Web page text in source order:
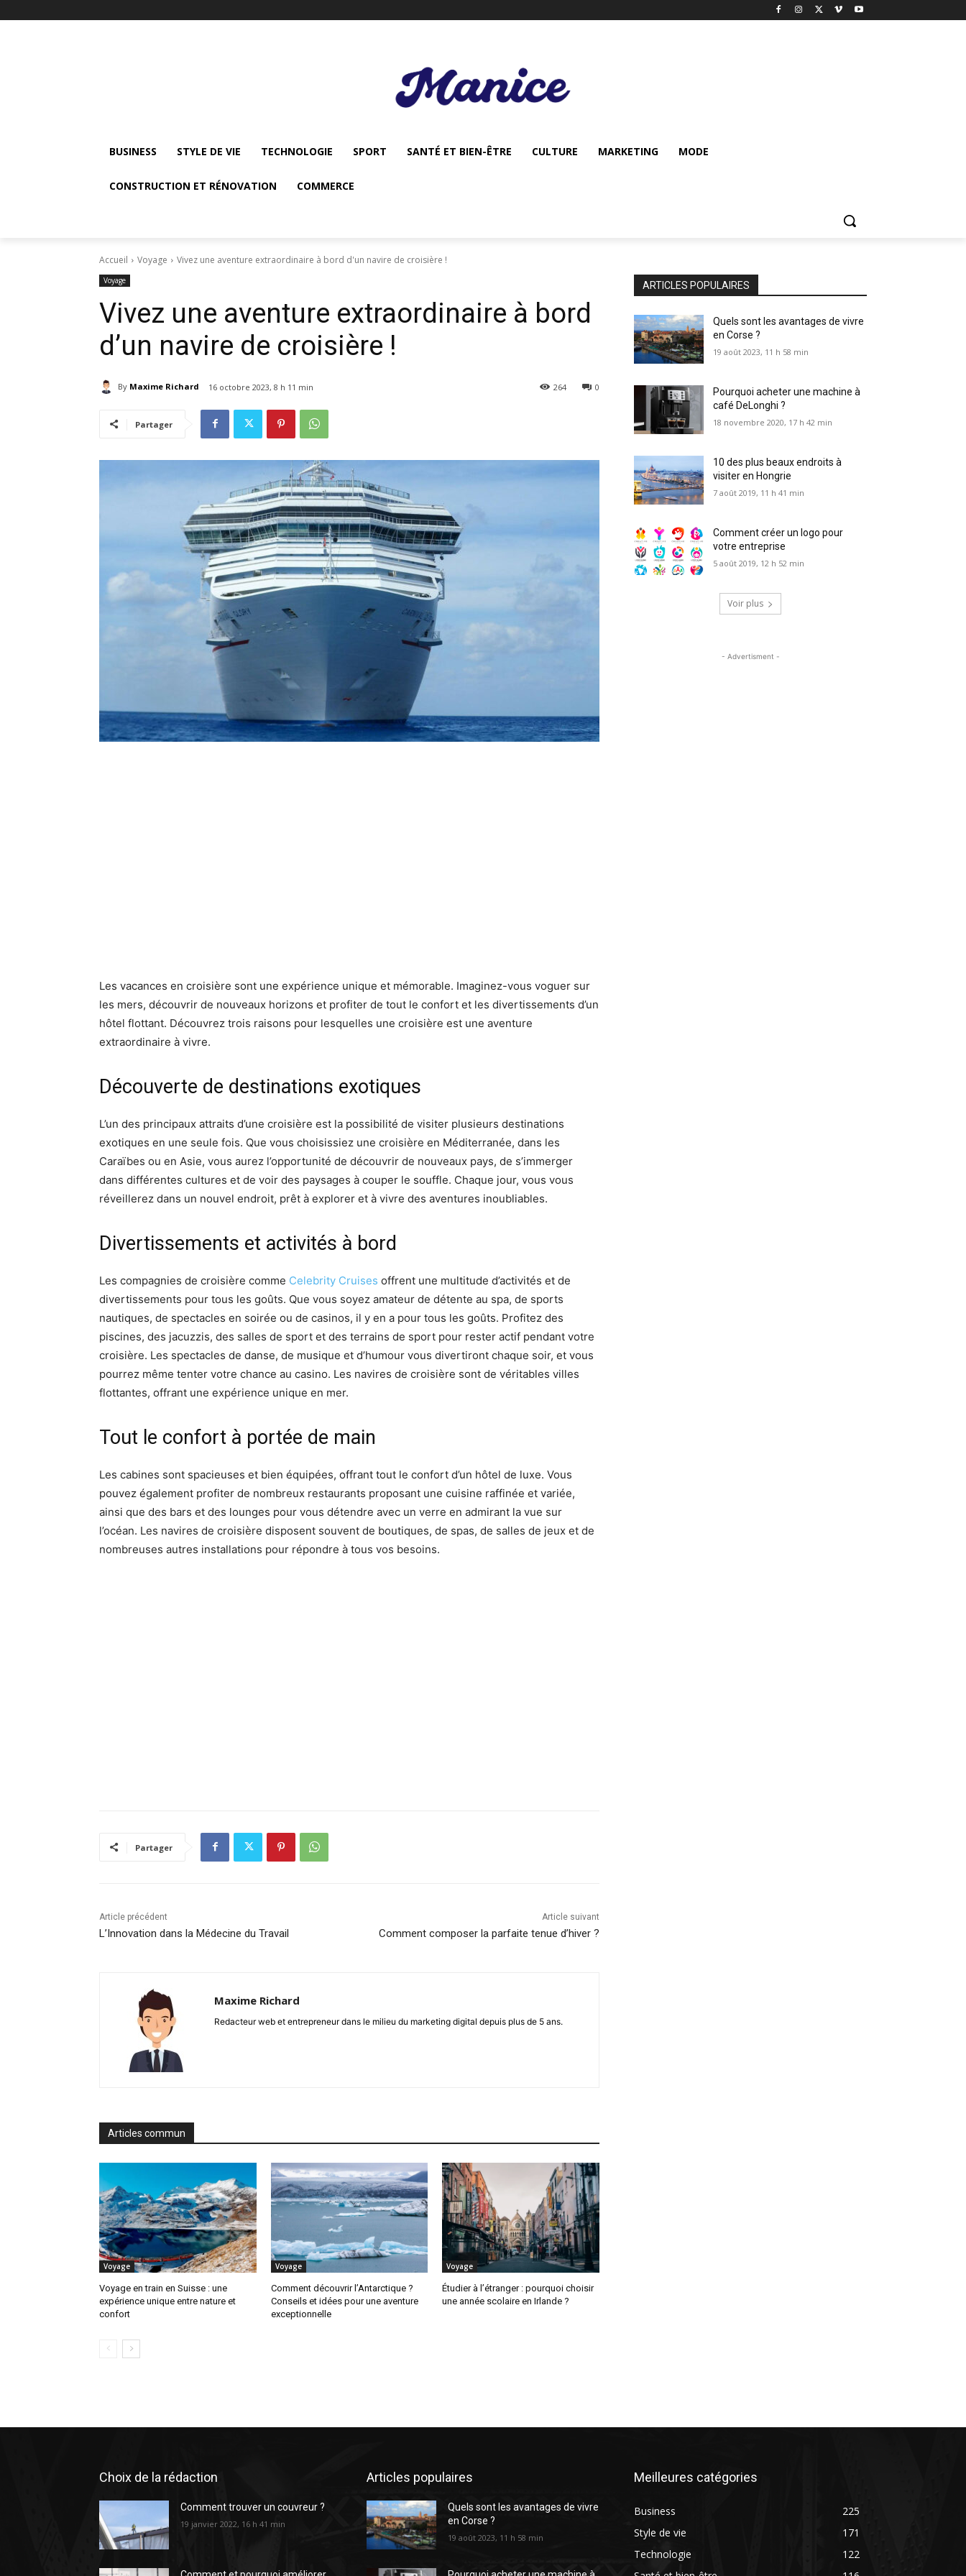
BUSINESS STYLE DE VIE TECHNOLOGIE SPORT SANTÉ ET BIEN-ÊTRE CULTURE MARKETING MODE
CONSTRUCTION ET RÉNOVATION COMMERCE
Accueil Voyage Vivez une aventure extraordinaire à bord d'un navire de croisière !
Voyage
Vivez une aventure extraordinaire à bord
d’un navire de croisière !
By Maxime Richard 16 octobre 2023, 8 h 11 min 0
264
Partager
Les vacances en croisière sont une expérience unique et mémorable. Imaginez-vous voguer sur
les mers, découvrir de nouveaux horizons et profiter de tout le confort et les divertissements d’un
hôtel flottant. Découvrez trois raisons pour lesquelles une croisière est une aventure
extraordinaire à vivre.
Découverte de destinations exotiques
L’un des principaux attraits d’une croisière est la possibilité de visiter plusieurs destinations
exotiques en une seule fois. Que vous choisissiez une croisière en Méditerranée, dans les
Caraïbes ou en Asie, vous aurez l’opportunité de découvrir de nouveaux pays, de s’immerger
dans différentes cultures et de voir des paysages à couper le souffle. Chaque jour, vous vous
réveillerez dans un nouvel endroit, prêt à explorer et à vivre des aventures inoubliables.
Divertissements et activités à bord
Les compagnies de croisière comme Celebrity Cruises offrent une multitude d’activités et de
divertissements pour tous les goûts. Que vous soyez amateur de détente au spa, de sports
nautiques, de spectacles en soirée ou de casinos, il y en a pour tous les goûts. Profitez des
piscines, des jacuzzis, des salles de sport et des terrains de sport pour rester actif pendant votre
croisière. Les spectacles de danse, de musique et d’humour vous divertiront chaque soir, et vous
pourrez même tenter votre chance au casino. Les navires de croisière sont de véritables villes
flottantes, offrant une expérience unique en mer.
Tout le confort à portée de main
Les cabines sont spacieuses et bien équipées, offrant tout le confort d’un hôtel de luxe. Vous
pouvez également profiter de nombreux restaurants proposant une cuisine raffinée et variée,
ainsi que des bars et des lounges pour vous détendre avec un verre en admirant la vue sur
l’océan. Les navires de croisière disposent souvent de boutiques, de spas, de salles de jeux et de
nombreuses autres installations pour répondre à tous vos besoins.
Partager
Article précédent
L’Innovation dans la Médecine du Travail
Article suivant
Comment composer la parfaite tenue d’hiver ?
Maxime Richard
Redacteur web et entrepreneur dans le milieu du marketing digital depuis plus de 5 ans.
Articles commun
Voyage
Voyage en train en Suisse : une
expérience unique entre nature et
confort
Voyage
Comment découvrir l’Antarctique ?
Conseils et idées pour une aventure
exceptionnelle
Voyage
Étudier à l’étranger : pourquoi choisir
une année scolaire en Irlande ?
ARTICLES POPULAIRES
Quels sont les avantages de vivre
en Corse ?
19 août 2023, 11 h 58 min
Pourquoi acheter une machine à
café DeLonghi ?
18 novembre 2020, 17 h 42 min
10 des plus beaux endroits à
visiter en Hongrie
7 août 2019, 11 h 41 min
Comment créer un logo pour
votre entreprise
5 août 2019, 12 h 52 min
Voir plus
- Advertisment -
Choix de la rédaction
Comment trouver un couvreur ?
19 janvier 2022, 16 h 41 min
Articles populaires
Quels sont les avantages de vivre
en Corse ?
19 août 2023, 11 h 58 min
Meilleures catégories
Business
225
Style de vie
171
Technologie
122